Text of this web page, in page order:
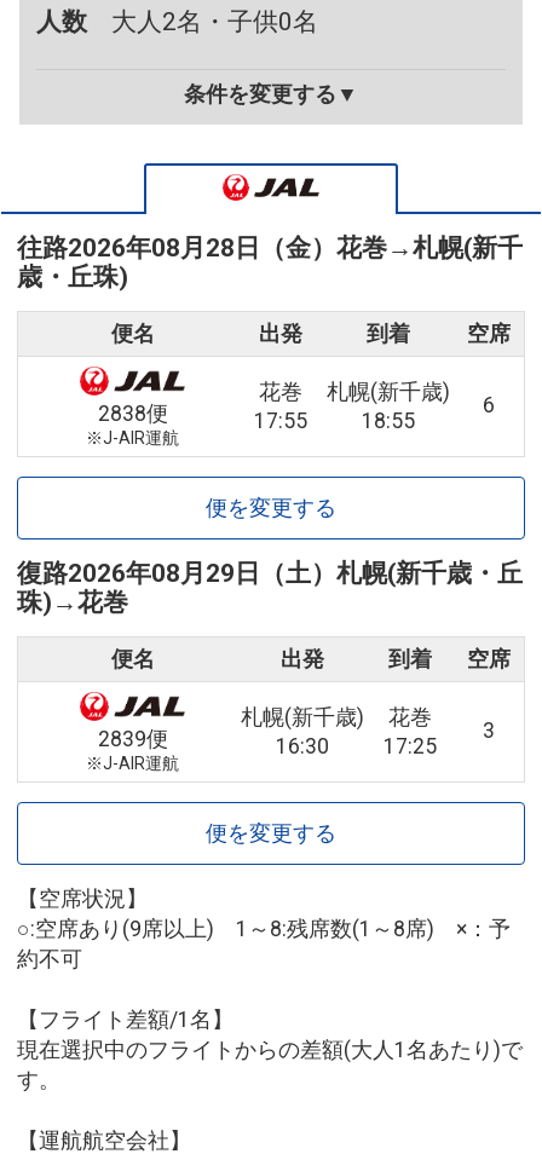
人数
大人2名・子供0名
条件を変更する▼
往路2026年08月28日（金） 花巻→札幌(新千
歳・丘珠)
便名 出発 到着 空席
2838便
※J-AIR運航
花巻
17:55
札幌(新千歳)
18:55
6
便を変更する
復路2026年08月29日（土） 札幌(新千歳・丘
珠) →花巻
便名 出発 到着 空席
2839便
※J-AIR運航
札幌(新千歳)
16:30
花巻
17:25
3
便を変更する
【空席状況】
○:空席あり(9席以上) 1～8:残席数(1～8席) ×：予
約不可
【フライト差額/1名】
現在選択中のフライトからの差額(大人1名あたり)で
す。
【運航航空会社】